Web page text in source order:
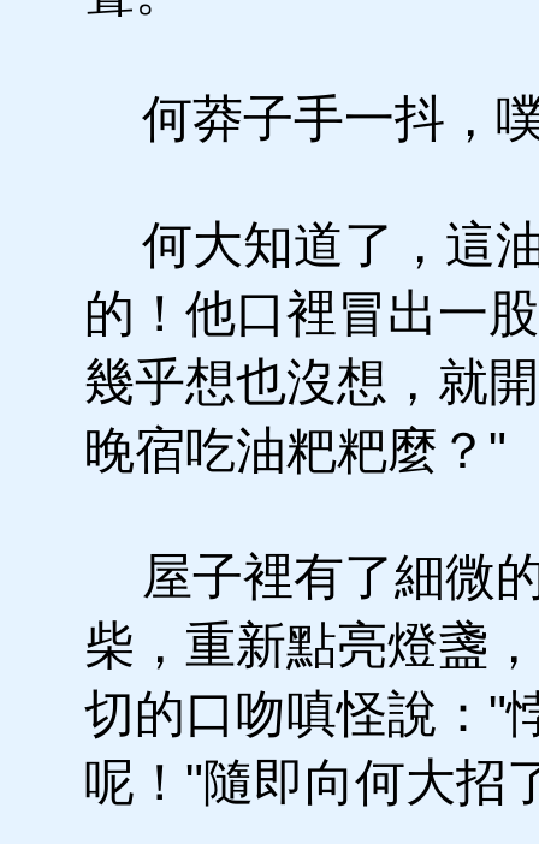
何莽子手一抖，
何大知道了，這
的！他口裡冒出一
幾乎想也沒想，就
晚宿吃油粑粑麼？"
屋子裡有了細微
柴，重新點亮燈盞
切的口吻嗔怪說："
呢！"隨即向何大招